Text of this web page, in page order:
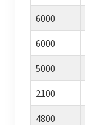
6000
6000
5000
2100
4800